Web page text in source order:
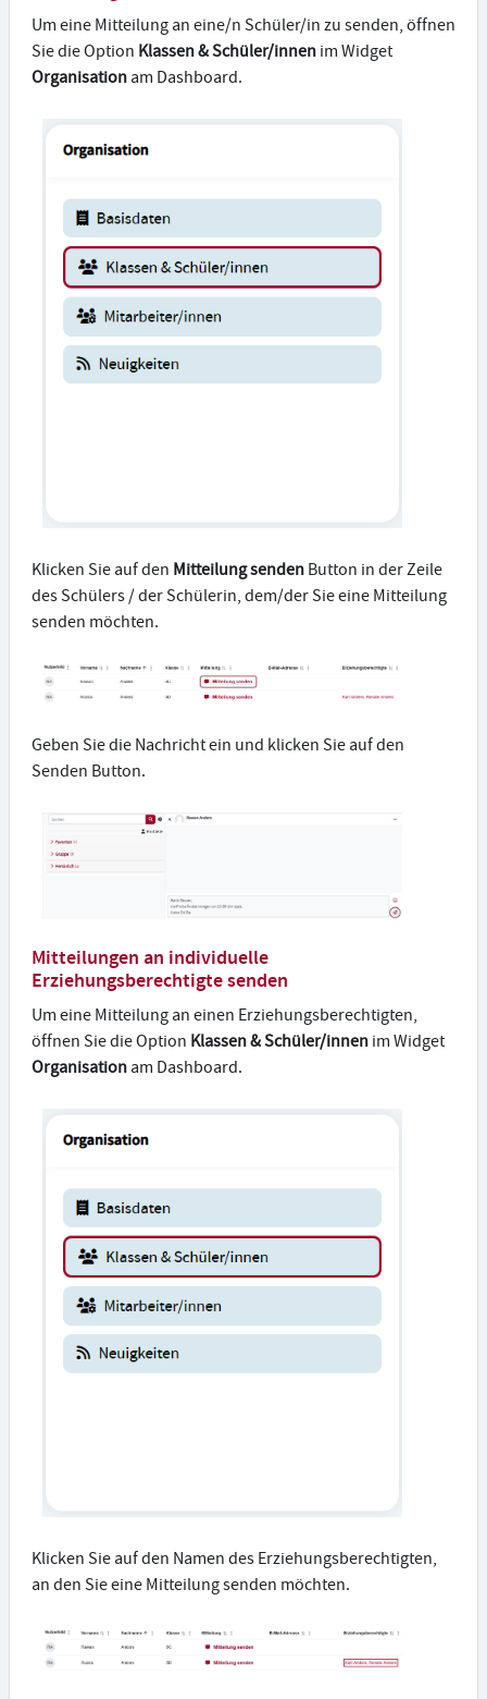
Um eine Mitteilung an eine/n Schüler/in zu senden, öffnen
Sie die Option Klassen & Schüler/innen im Widget
Organisation am Dashboard.
Klicken Sie auf den Mitteilung senden Button in der Zeile
des Schülers / der Schülerin, dem/der Sie eine Mitteilung
senden möchten.
Geben Sie die Nachricht ein und klicken Sie auf den
Senden Button.
Mitteilungen an individuelle
Erziehungsberechtigte senden
Um eine Mitteilung an einen Erziehungsberechtigten,
öffnen Sie die Option Klassen & Schüler/innen im Widget
Organisation am Dashboard.
Klicken Sie auf den Namen des Erziehungsberechtigten,
an den Sie eine Mitteilung senden möchten.